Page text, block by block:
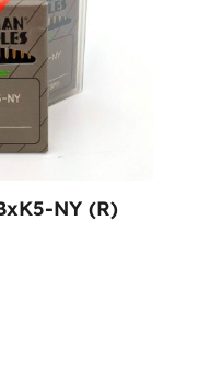
NY (R)